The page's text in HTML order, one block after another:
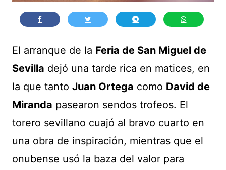
El arranque de la Feria de San Miguel de
Sevilla dejó una tarde rica en matices, en
la que tanto Juan Ortega como David de
Miranda pasearon sendos trofeos. El
torero sevillano cuajó al bravo cuarto en
una obra de inspiración, mientras que el
onubense usó la baza del valor para